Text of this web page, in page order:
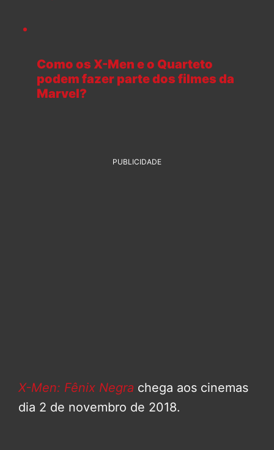
Como os X-Men e o Quarteto
podem fazer parte dos filmes da
Marvel?
PUBLICIDADE
X-Men: Fênix Negra chega aos cinemas
dia 2 de novembro de 2018.